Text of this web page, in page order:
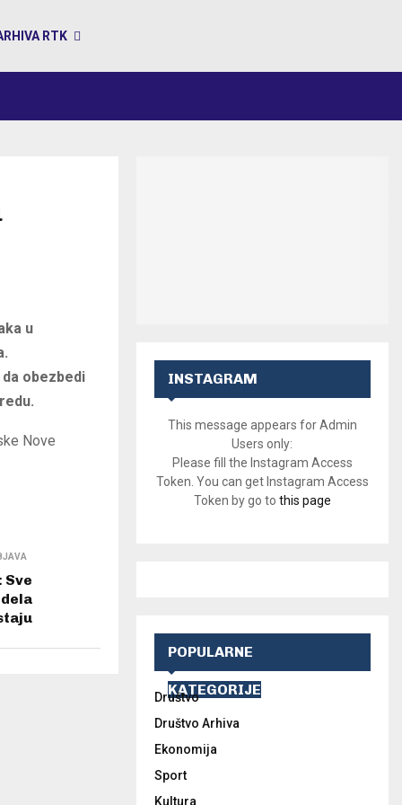
RTK
u
obezbedi
Nove
Sve
INSTAGRAM
This message appears for Admin
Users only:
Please fill the Instagram Access
Token. You can get Instagram Access
Token by go to this page
POPULARNE
KATEGORIJE
Društvo
Društvo Arhiva
Ekonomija
Sport
Kultura